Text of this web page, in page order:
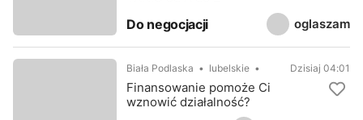
oglaszam
Do negocjacji
Biała Podlaska lubelskie Dzisiaj 04:01
Finansowanie pomoże Ci
wznowić działalność?